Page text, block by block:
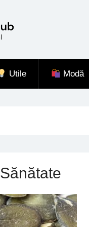
Utile Modă
Sănătate